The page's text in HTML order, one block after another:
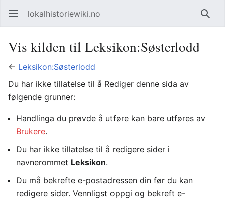
Åpne hovedmenyen lokalhistoriewiki.no Søk
Vis kilden til Leksikon:Søsterlodd
← Leksikon:Søsterlodd
Du har ikke tillatelse til å Rediger denne sida av
følgende grunner:
Handlinga du prøvde å utføre kan bare utføres av
Brukere.
Du har ikke tillatelse til å redigere sider i
navnerommet Leksikon.
Du må bekrefte e-postadressen din før du kan
redigere sider. Vennligst oppgi og bekreft e-